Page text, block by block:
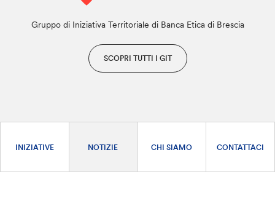
Gruppo di Iniziativa Territoriale di Banca Etica di Brescia
SCOPRI TUTTI I GIT
INIZIATIVE NOTIZIE CHI SIAMO CONTATTACI